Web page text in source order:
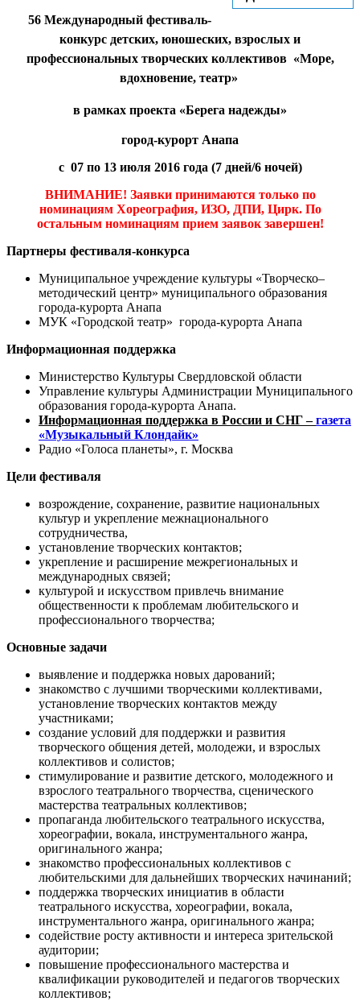
56 Международный фестиваль-
конкурс детских, юношеских, взрослых и
профессиональных творческих коллективов «Море,
вдохновение, театр»
в рамках проекта «Берега надежды»
город-курорт Анапа
с 07 по 13 июля 2016 года (7 дней/6 ночей)
ВНИМАНИЕ! Заявки принимаются только по
номинациям Хореография, ИЗО, ДПИ, Цирк. По
остальным номинациям прием заявок завершен!
Партнеры фестиваля-конкурса
Муниципальное учреждение культуры «Творческо–
методический центр» муниципального образования
города-курорта Анапа
МУК «Городской театр» города-курорта Анапа
Информационная поддержка
Министерство Культуры Свердловской области
Управление культуры Администрации Муниципального
образования города-курорта Анапа.
Информационная поддержка в России и СНГ –газета
«Музыкальный Клондайк»
Радио «Голоса планеты», г. Москва
Цели фестиваля
возрождение, сохранение, развитие национальных
культур и укрепление межнационального
сотрудничества,
установление творческих контактов;
укрепление и расширение межрегиональных и
международных связей;
культурой и искусством привлечь внимание
общественности к проблемам любительского и
профессионального творчества;
Основные задачи
выявление и поддержка новых дарований;
знакомство с лучшими творческими коллективами,
установление творческих контактов между
участниками;
создание условий для поддержки и развития
творческого общения детей, молодежи, и взрослых
коллективов и солистов;
стимулирование и развитие детского, молодежного и
взрослого театрального творчества, сценического
мастерства театральных коллективов;
пропаганда любительского театрального искусства,
хореографии, вокала, инструментального жанра,
оригинального жанра;
знакомство профессиональных коллективов с
любительскими для дальнейших творческих начинаний;
поддержка творческих инициатив в области
театрального искусства, хореографии, вокала,
инструментального жанра, оригинального жанра;
содействие росту активности и интереса зрительской
аудитории;
повышение профессионального мастерства и
квалификации руководителей и педагогов творческих
коллективов;